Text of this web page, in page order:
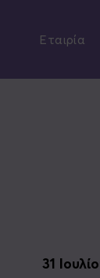
Εταιρία
31